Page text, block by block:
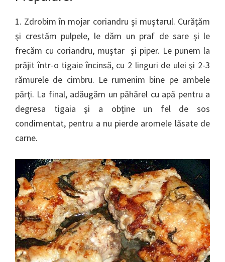
1. Zdrobim în mojar coriandru şi muştarul. Curăţăm
şi crestăm pulpele, le dăm un praf de sare şi le
frecăm cu coriandru, muştar şi piper. Le punem la
prăjit într-o tigaie încinsă, cu 2 linguri de ulei şi 2-3
rămurele de cimbru. Le rumenim bine pe ambele
părţi. La final, adăugăm un păhărel cu apă pentru a
degresa tigaia şi a obţine un fel de sos
condimentat, pentru a nu pierde aromele lăsate de
carne.